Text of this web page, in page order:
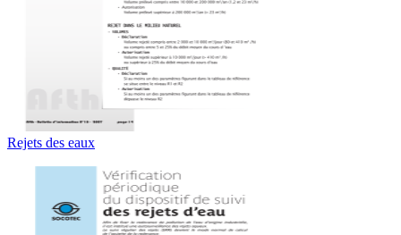
Rejets des eaux